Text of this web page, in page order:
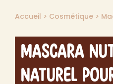
Accueil > Cosmétique >
Mascara
Naturel